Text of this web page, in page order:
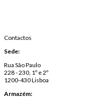
Contactos
Sede:
Rua São Paulo
228 - 230, 1º e 2º
1200-430 Lisboa
Armazém: